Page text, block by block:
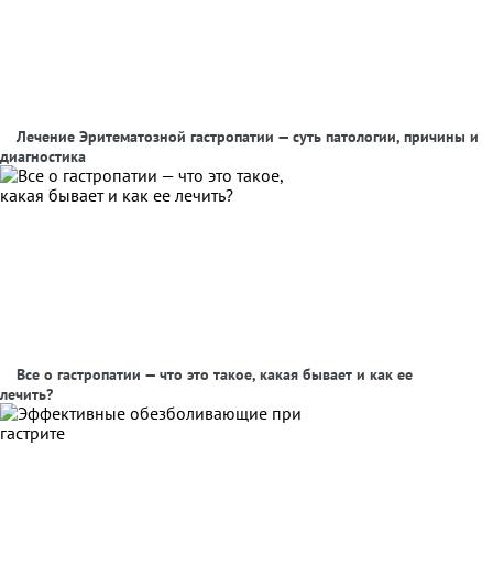
Лечение Эритематозной гастропатии — суть патологии, причины и
диагностика
Все о гастропатии — что это такое, какая бывает и как ее
лечить?